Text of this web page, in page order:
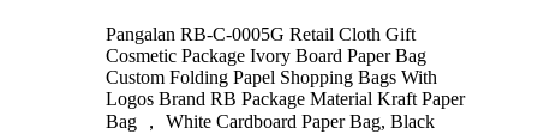
Pangalan RB-C-0005G Retail Cloth Gift
Cosmetic Package Ivory Board Paper Bag
Custom Folding Papel Shopping Bags With
Logos Brand RB Package Material Kraft Paper
Bag ， White Cardboard Paper Bag, Black